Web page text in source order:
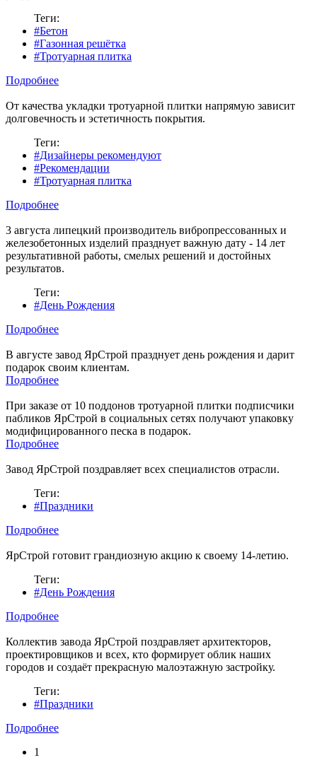
Теги:
#Бетон
#Газонная решётка
#Тротуарная плитка
Подробнее
От качества укладки тротуарной плитки напрямую зависит
долговечность и эстетичность покрытия.
Теги:
#Дизайнеры рекомендуют
#Рекомендации
#Тротуарная плитка
Подробнее
3 августа липецкий производитель вибропрессованных и
железобетонных изделий празднует важную дату - 14 лет
результативной работы, смелых решений и достойных
результатов.
Теги:
#День Рождения
Подробнее
В августе завод ЯрСтрой празднует день рождения и дарит
подарок своим клиентам.
Подробнее
При заказе от 10 поддонов тротуарной плитки подписчики
пабликов ЯрСтрой в социальных сетях получают упаковку
модифицированного песка в подарок.
Подробнее
Завод ЯрСтрой поздравляет всех специалистов отрасли.
Теги:
#Праздники
Подробнее
ЯрСтрой готовит грандиозную акцию к своему 14-летию.
Теги:
#День Рождения
Подробнее
Коллектив завода ЯрСтрой поздравляет архитекторов,
проектировщиков и всех, кто формирует облик наших
городов и создаёт прекрасную малоэтажную застройку.
Теги:
#Праздники
Подробнее
1